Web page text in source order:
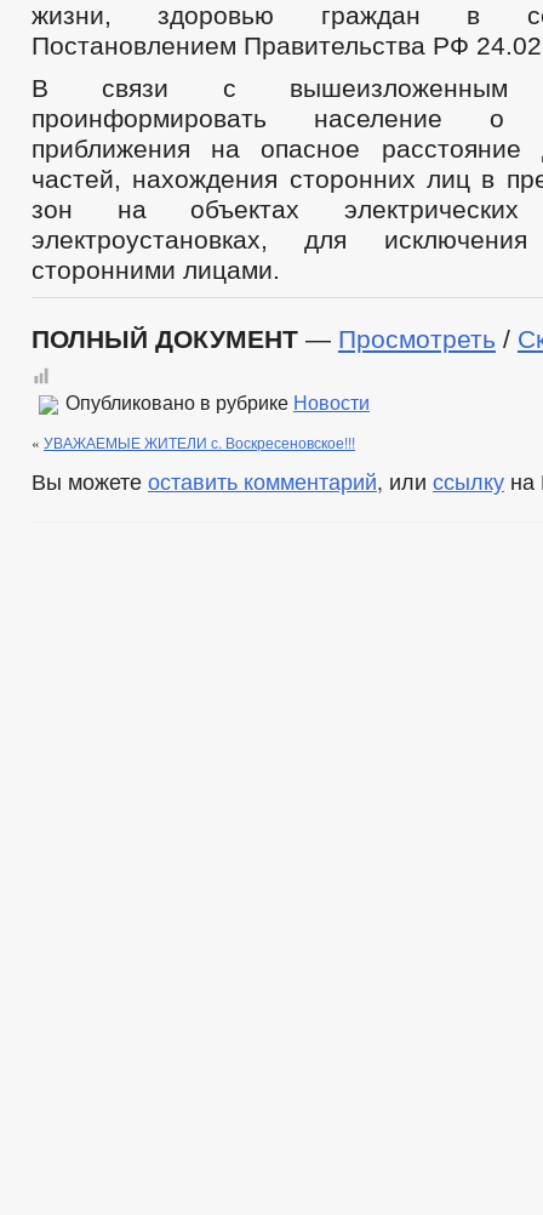
жизни, здоровью граждан в
Постановлением Правительства РФ
В связи с вышеизложенным
проинформировать население о
приближения на опасное расстояние
частей, нахождения сторонних лиц в
зон на объектах
электроустановках, для исключения
сторонними лицами.
ПОЛНЫЙ ДОКУМЕНТ — Просмотреть /
Опубликовано в рубрике Новости
« УВАЖАЕМЫЕ ЖИТЕЛИ с. Воскресеновское!!!
Вы можете оставить комментарий, или ссылку на